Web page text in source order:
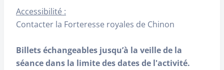
Accessibilité :
Contacter la Forteresse royales de Chinon
Billets échangeables jusqu’à la veille de la
séance dans la limite des dates de l'activité.